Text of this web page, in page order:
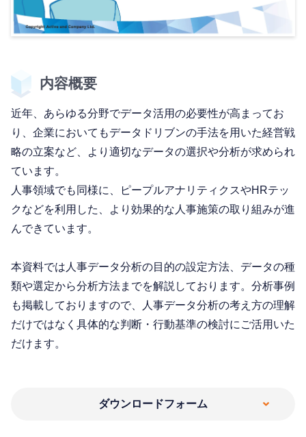
内容概要
近年、あらゆる分野でデータ活用の必要性が高まってお
り、企業においてもデータドリブンの手法を用いた経営戦
略の立案など、より適切なデータの選択や分析が求められ
ています。
人事領域でも同様に、ピープルアナリティクスやHRテッ
クなどを利用した、より効果的な人事施策の取り組みが進
んできています。
本資料では人事データ分析の目的の設定方法、データの種
類や選定から分析方法までを解説しております。分析事例
も掲載しておりますので、人事データ分析の考え方の理解
だけではなく具体的な判断・行動基準の検討にご活用いた
だけます。
ダウンロードフォーム